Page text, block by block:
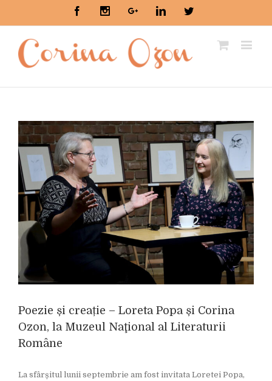
FacebookInstagramGoogle+LinkedinTwitter
View
Larger
Image
Poezie și creație – Loreta Popa și Corina
Ozon, la Muzeul Naţional al Literaturii
Române
La sfârșitul lunii septembrie am fost invitata Loretei Popa,